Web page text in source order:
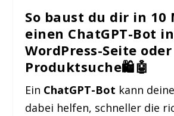
So baust du dir in 10
einen ChatGPT-Bot
WordPress-Seite oder
Produktsuche🛍️🤖
Ein ChatGPT-Bot kann
dabei helfen, schneller die